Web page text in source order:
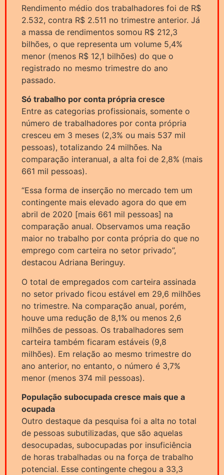
Rendimento médio dos trabalhadores foi de R$
2.532, contra R$ 2.511 no trimestre anterior. Já
a massa de rendimentos somou R$ 212,3
bilhões, o que representa um volume 5,4%
menor (menos R$ 12,1 bilhões) do que o
registrado no mesmo trimestre do ano
passado.
Só trabalho por conta própria cresce
Entre as categorias profissionais, somente o
número de trabalhadores por conta própria
cresceu em 3 meses (2,3% ou mais 537 mil
pessoas), totalizando 24 milhões. Na
comparação interanual, a alta foi de 2,8% (mais
661 mil pessoas).
“Essa forma de inserção no mercado tem um
contingente mais elevado agora do que em
abril de 2020 [mais 661 mil pessoas] na
comparação anual. Observamos uma reação
maior no trabalho por conta própria do que no
emprego com carteira no setor privado”,
destacou Adriana Beringuy.
O total de empregados com carteira assinada
no setor privado ficou estável em 29,6 milhões
no trimestre. Na comparação anual, porém,
houve uma redução de 8,1% ou menos 2,6
milhões de pessoas. Os trabalhadores sem
carteira também ficaram estáveis (9,8
milhões). Em relação ao mesmo trimestre do
ano anterior, no entanto, o número é 3,7%
menor (menos 374 mil pessoas).
População subocupada cresce mais que a
ocupada
Outro destaque da pesquisa foi a alta no total
de pessoas subutilizadas, que são aquelas
desocupadas, subocupadas por insuficiência
de horas trabalhadas ou na força de trabalho
potencial. Esse contingente chegou a 33,3